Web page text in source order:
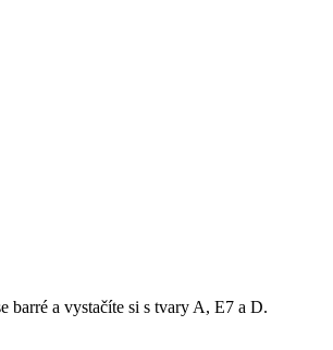
barré a vystačíte si s tvary A, E7 a D.